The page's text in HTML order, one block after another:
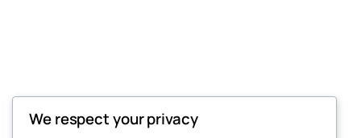
Thunder Feeds
We respect your privacy